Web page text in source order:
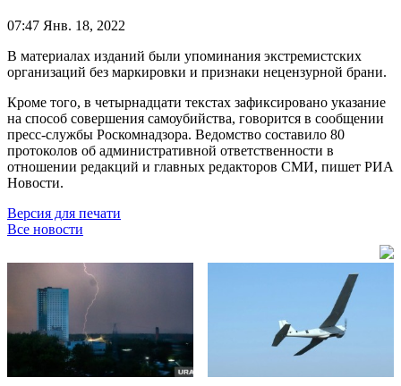
07:47 Янв. 18, 2022
В материалах изданий были упоминания экстремистских
организаций без маркировки и признаки нецензурной брани.
Кроме того, в четырнадцати текстах зафиксировано указание
на способ совершения самоубийства, говорится в сообщении
пресс-службы Роскомнадзора. Ведомство составило 80
протоколов об административной ответственности в
отношении редакций и главных редакторов СМИ, пишет РИА
Новости.
Версия для печати
Все новости